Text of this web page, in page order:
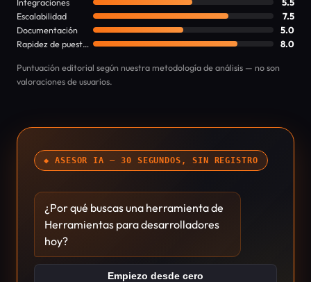
Escalabilidad
7.5
Documentación
5.0
Rapidez de puesta en marcha
8.0
Puntuación editorial según nuestra metodología de análisis — no son
valoraciones de usuarios.
◆ ASESOR IA — 30 SEGUNDOS, SIN REGISTRO
¿Por qué buscas una herramienta de
Herramientas para desarrolladores
hoy?
Empiezo desde cero